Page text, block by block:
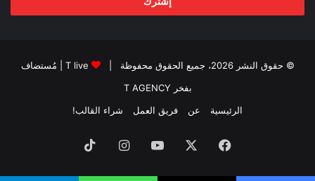
© حقوق النشر 2026، جميع الحقوق محفوظة | T live | مُستضاف
بفخر T AGENCY
الرئيسية
عن فريق العمل شراء القالب!
فيسبوك ‫YouTubeانستقرام